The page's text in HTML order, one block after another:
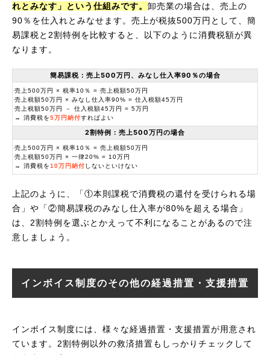
れとみなす」という仕組みです。 卸売業の場合は、売上の
90％を仕入れとみなせます。売上が税抜500万円として、簡
易課税と2割特例を比較すると、以下のように消費税額が異
なります。
簡易課税：売上500万円、みなし仕入率90％の場合
売上500万円 × 税率10％ = 売上税額50万円
売上税額50万円 × みなし仕入率90% = 仕入税額45万円
売上税額50万円 － 仕入税額45万円 = 5万円
→ 消費税を5万円納付すればよい
2割特例：売上500万円の場合
売上500万円 × 税率10％ = 売上税額50万円
売上税額50万円 × 一律20% = 10万円
→ 消費税を10万円納付 しないといけない
上記のように、「①本則課税で消費税の還付を受けられる場
合」や「②簡易課税のみなし仕入率が80%を超える場合」
は、2割特例を選ぶとかえって不利になることがあるので注
意しましょう。
インボイス制度のその他の経過措置・支援措置
インボイス制度には、様々な経過措置・支援措置が用意され
ています。2割特例以外の救済措置もしっかりチェックして